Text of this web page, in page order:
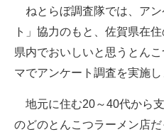
ITの今と未来を見通す
スマホと通信の最新トレンド
好きが集まる 比べて選べる
ねとらぼ調査隊では、ア
ト」協力のもと、佐賀県在
県内でおいしいと思うとん
マでアンケート調査を実施し
地元に住む20～40代から
のどのとんこつラーメン店